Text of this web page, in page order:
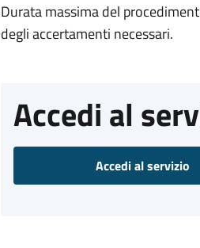
Durata massima del
degli accertamenti necessari.
Accedi al
Accedi al servizio